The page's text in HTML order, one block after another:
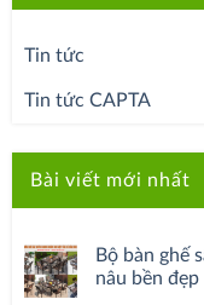
Tin tức
Tin tức CAPTA
Bài viết mới nhất
Bộ bàn ghế
nâu bền đẹp